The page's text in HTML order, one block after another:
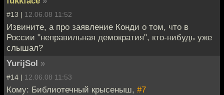
#13 | 12.06.08 11:52
Извините, а про заявление Конди о том, что в
России "неправильная демократия", кто-нибудь уже
слышал?
YurijSol »
#14 | 12.06.08 11:53
Кому: Библиотечный крысеныш, #7